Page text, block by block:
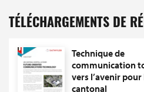
TÉLÉCHARGEMENTS DE
Technique de
communication
vers l’avenir pour
cantonal